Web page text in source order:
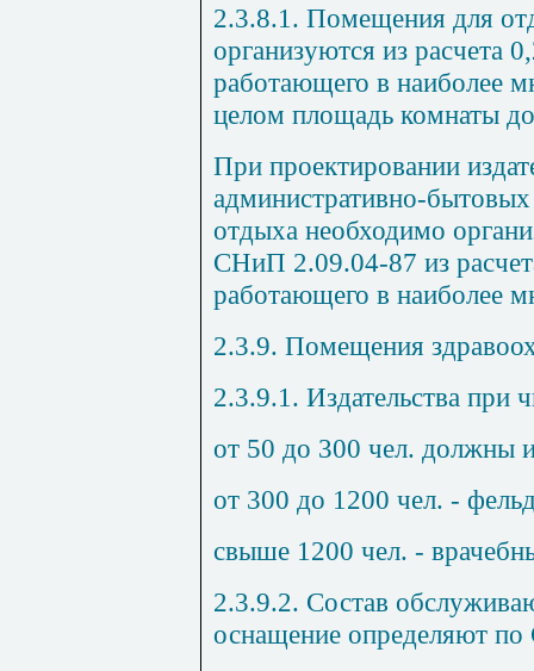
2.3.8.1. Помещения для
организуются из расчета
работающего в наиболее
целом площадь комнаты
При проектировании
административно-
отдыха необходимо
СНиП 2.09.04-87 из
работающего в наиболее
2.3.9. Помещения
2.3.9.1. Издательства при
от 50 до 300 чел. должны
от 300 до 1200 чел. -
свыше 1200 чел. -
2.3.9.2. Состав
оснащение определяют